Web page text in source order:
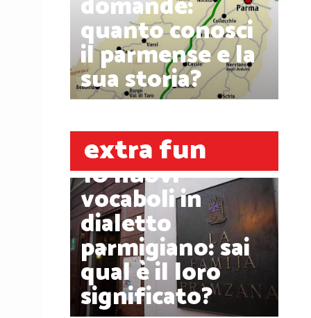
quanto conosci
il parmense e la
sua storia?
extra fun
10 nuovi
vocaboli in
dialetto
parmigiano: sai
qual è il loro
significato?